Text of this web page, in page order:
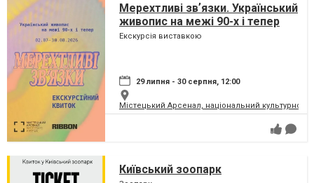
Мерехтливі звʼязки. Український
живопис на межі 90-х і тепер
Екскурсія виставкою
29 липня - 30 серпня, 12:00
Містецький Арсенал, національний культурно-
Київський зоопарк